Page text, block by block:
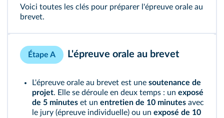
Voici toutes les clés pour préparer l'épreuve orale au
brevet.
Étape A L'épreuve orale au brevet
L'épreuve orale au brevet est une soutenance de
projet. Elle se déroule en deux temps : un exposé
de 5 minutes et un entretien de 10 minutes avec
le jury (épreuve individuelle) ou un exposé de 10